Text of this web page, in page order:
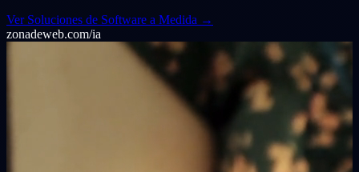
Ver Soluciones de Software a Medida →
zonadeweb.com/ia